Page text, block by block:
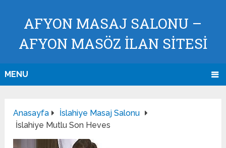
AFYON MASAJ SALONU –
AFYON MASÖZ İLAN SİTESİ
MENU
Anasayfa
İslahiye Masaj Salonu
İslahiye Mutlu Son Heves